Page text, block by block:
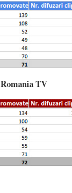
Romania TV